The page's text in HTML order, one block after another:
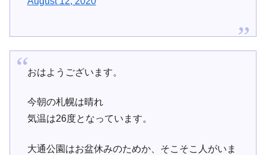
おはようございます。
今朝の札幌は晴れ
気温は26度となっています。
大通公園はお盆休みのためか、そこそこ人がいま